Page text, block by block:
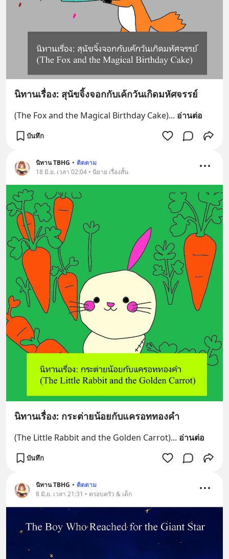
นิทานเรื่อง: สุนัขจิ้งจอกกับเค้กวันเกิดมหัศจรรย์
(The Fox and the Magical Birthday Cake)... อ่านต่อ
บันทึก
นิทาน TBHG • ติดตาม
18 มิ.ย. เวลา 02:04 • นิยาย เรื่องสั้น
นิทานเรื่อง: กระต่ายน้อยกับแครอททองคำ
(The Little Rabbit and the Golden Carrot)... อ่านต่อ
บันทึก
นิทาน TBHG • ติดตาม
8 มิ.ย. เวลา 21:31 • ครอบครัว & เด็ก